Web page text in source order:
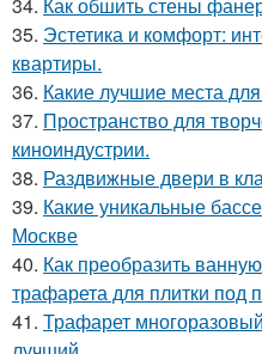
35. Эстетика и комфорт:
квартиры.
36. Какие лучшие места
37. Пространство для
киноиндустрии.
38. Раздвижные двери в
39. Какие уникальные
Москве
40. Как преобразить
трафарета для плитки под
41. Трафарет